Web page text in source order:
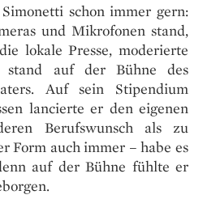
schon immer gern:
und Mikrofonen stand,
lokale Presse, moderierte
stand auf der Bühne des
Auf sein Stipendium
lancierte er den eigenen
Berufswunsch als zu
Form auch immer – habe es
auf der Bühne fühlte er